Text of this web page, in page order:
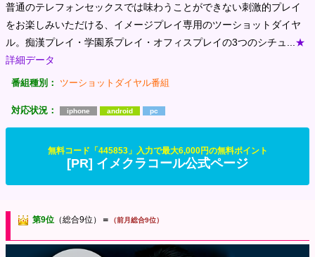
普通のテレフォンセックスでは味わうことができない刺激的プレイ
をお楽しみいただける、イメージプレイ専用のツーショットダイヤ
ル。痴漢プレイ・学園系プレイ・オフィスプレイの3つのシチュ... ★
詳細データ
番組種別： ツーショットダイヤル番組
対応状況： iphone android pc
無料コード「445853」入力で最大6,000円の無料ポイント
[PR] イメクラコール公式ページ
第9位 （総合9位） ＝ （前月総合9位）